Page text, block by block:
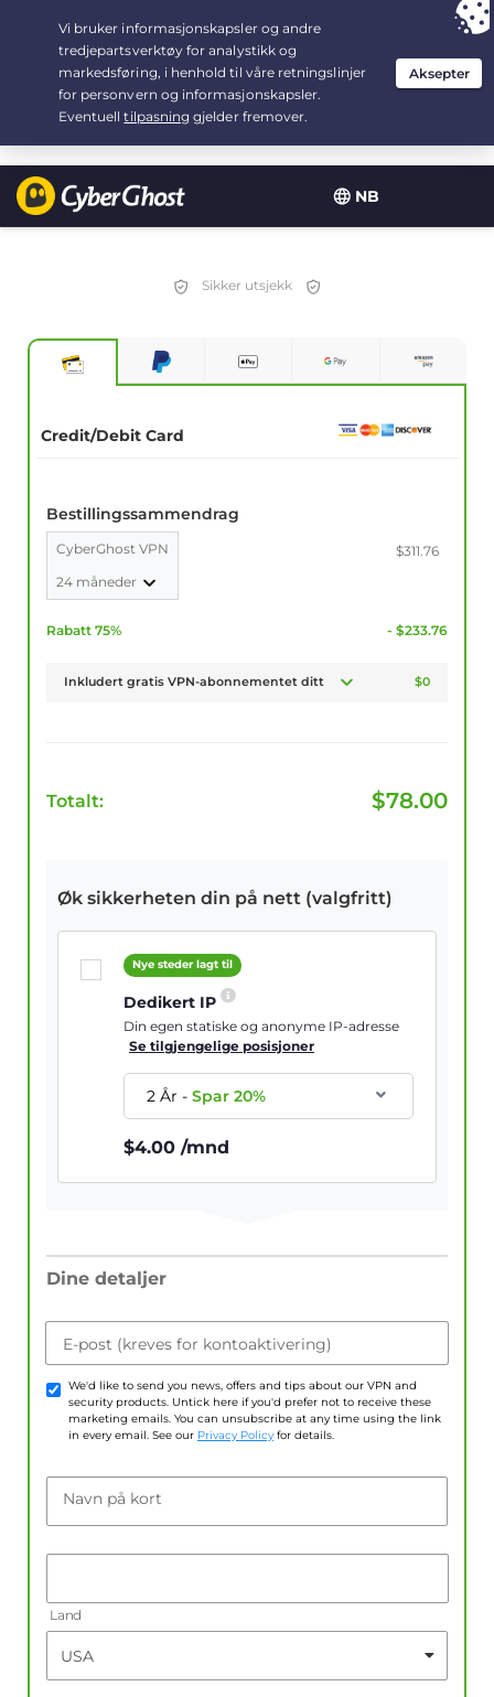
NB
Your choice: The Best Dealfor 3.3333333333333-years at $
/month
Sikker utsjekk
Credit/Debit Card
Bestillingssammendrag
CyberGhost VPN
24 måneder
$311.76
Rabatt 75% - $233.76
Inkludert gratis VPN-abonnementet ditt $0
Totalt: $78.00
Øk sikkerheten din på nett (valgfritt)
Nye steder lagt til
Dedikert IP
Din egen statiske og anonyme IP-adresse
Se tilgjengelige posisjoner
2 År-Spar20%
$4.00 /mnd
Dine detaljer
E-post (kreves for kontoaktivering)
We'd like to send you news, offers and tips about our VPN and
security products. Untick here if you'd prefer not to receive these
marketing emails. You can unsubscribe at any time using the link
in every email. See our Privacy Policy for details.
Navn på kort
Land